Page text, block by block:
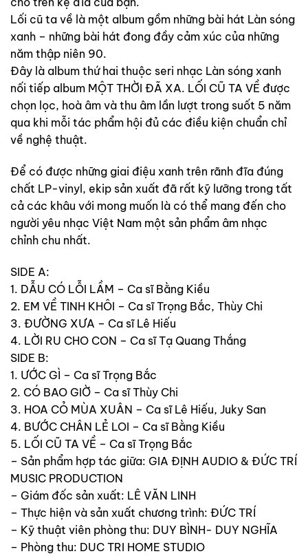
Lối cũ ta về là một album gồm những bài hát Làn sóng
xanh – những bài hát đong đầy cảm xúc của những
năm thập niên 90.
Đây là album thứ hai thuộc seri nhạc Làn sóng xanh
nối tiếp album MỘT THỜI ĐÃ XA. LỐI CŨ TA VỀ được
chọn lọc, hoà âm và thu âm lần lượt trong suốt 5 năm
qua khi mỗi tác phẩm hội đủ các điều kiện chuẩn chỉ
về nghệ thuật.
Để có được những giai điệu xanh trên rãnh đĩa đúng
chất LP-vinyl, ekip sản xuất đã rất kỹ lưỡng trong tất
cả các khâu với mong muốn là có thể mang đến cho
người yêu nhạc Việt Nam một sản phẩm âm nhạc
chỉnh chu nhất.
SIDE A:
1. DẪU CÓ LỖI LẦM – Ca sĩ Bằng Kiều
2. EM VỀ TINH KHÔI – Ca sĩ Trọng Bắc, Thùy Chi
3. ĐƯỜNG XƯA – Ca sĩ Lê Hiếu
4. LỜI RU CHO CON – Ca sĩ Tạ Quang Thắng
SIDE B:
1. ƯỚC GÌ – Ca sĩ Trọng Bắc
2. CÓ BAO GIỜ – Ca sĩ Thùy Chi
3. HOA CỎ MÙA XUÂN – Ca sĩ Lê Hiếu, Juky San
4. BƯỚC CHÂN LẺ LOI – Ca sĩ Bằng Kiều
5. LỐI CŨ TA VỀ – Ca sĩ Trọng Bắc
– Sản phẩm hợp tác giữa: GIA ĐỊNH AUDIO & ĐỨC TRÍ
MUSIC PRODUCTION
– Giám đốc sản xuất: LÊ VĂN LINH
– Thực hiện và sản xuất chương trình: ĐỨC TRÍ
– Kỹ thuật viên phòng thu: DUY BÌNH- DUY NGHĨA
– Phòng thu: DUC TRI HOME STUDIO